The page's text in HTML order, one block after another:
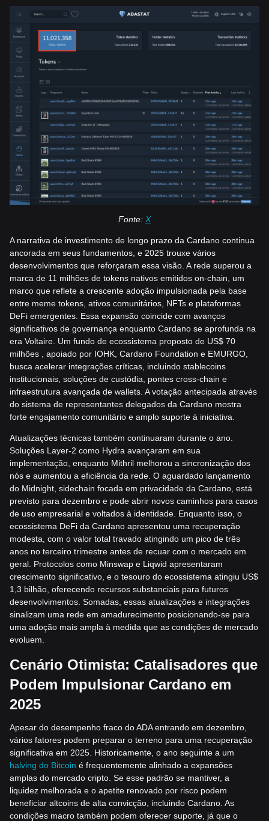
Fonte: X
A narrativa de investimento de longo prazo da Cardano continua
ancorada em seus fundamentos, e 2025 trouxe vários
desenvolvimentos que reforçaram essa visão. A rede superou a
marca de 11 milhões de tokens nativos emitidos on-chain, um
marco que reflete a crescente adoção impulsionada pela base
entre meme tokens, ativos comunitários, NFTs e plataformas
DeFi emergentes. Essa expansão coincide com avanços
significativos de governança enquanto Cardano se aprofunda na
era Voltaire. Um fundo de ecossistema proposto de US$ 70
milhões
, apoiado por IOHK, Cardano Foundation e EMURGO,
busca acelerar integrações críticas, incluindo stablecoins
institucionais, soluções de custódia, pontes cross-chain e
infraestrutura avançada de wallets. A votação antecipada através
do sistema de representantes delegados da Cardano mostra
forte engajamento comunitário e amplo suporte à iniciativa.
Atualizações técnicas também continuaram durante o ano.
Soluções Layer-2 como Hydra avançaram em sua
implementação, enquanto Mithril melhorou a sincronização dos
nós e aumentou a eficiência da rede. O aguardado lançamento
do Midnight, sidechain focada em privacidade da Cardano, está
previsto para dezembro e pode abrir novos caminhos para casos
de uso empresarial e voltados à identidade. Enquanto isso, o
ecossistema DeFi da Cardano apresentou uma recuperação
modesta, com o valor total travado atingindo um pico de três
anos no terceiro trimestre antes de recuar com o mercado em
geral. Protocolos como Minswap e Liqwid apresentaram
crescimento significativo, e o tesouro do ecossistema atingiu US$
1,3 bilhão, oferecendo recursos substanciais para futuros
desenvolvimentos. Somadas, essas atualizações e integrações
sinalizam uma rede em amadurecimento posicionando-se para
uma adoção mais ampla à medida que as condições de mercado
evoluem.
Cenário Otimista: Catalisadores que
Podem Impulsionar Cardano em
2025
Apesar do desempenho fraco do ADA entrando em dezembro,
vários fatores podem preparar o terreno para uma recuperação
significativa em 2025. Historicamente, o ano seguinte a um
halving do Bitcoin é frequentemente alinhado a expansões
amplas do mercado cripto. Se esse padrão se mantiver, a
liquidez melhorada e o apetite renovado por risco podem
beneficiar altcoins de alta convicção, incluindo Cardano. As
condições macro também podem oferecer suporte, já que o